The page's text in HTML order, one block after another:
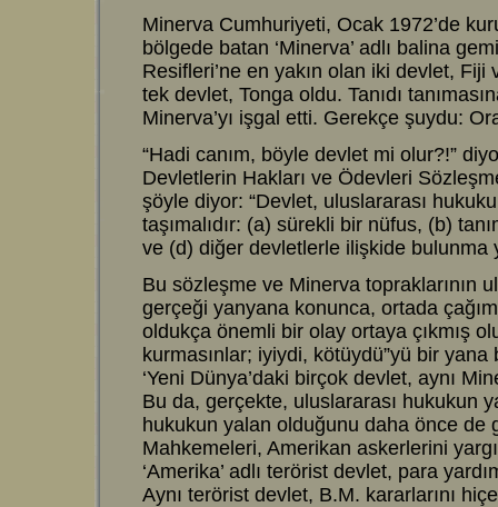
Minerva Cumhuriyeti, Ocak 1972’de
bölgede batan ‘Minerva’ adlı balina
Resifleri’ne en yakın olan iki devlet, Fiji
tek devlet, Tonga oldu. Tanıdı
Minerva’yı işgal etti. Gerekçe şuydu:
“Hadi canım, böyle devlet mi olur?!”
Devletlerin Hakları ve Ödevleri
şöyle diyor: “Devlet, uluslararası
taşımalıdır: (a) sürekli bir nüfus, (b)
ve (d) diğer devletlerle ilişkide bulunma
Bu sözleşme ve Minerva topraklarının
gerçeği yanyana konunca, ortada
oldukça önemli bir olay ortaya çıkmış
kurmasınlar; iyiydi, kötüydü”yü bir yana
‘Yeni Dünya’daki birçok devlet, aynı
Bu da, gerçekte, uluslararası hukukun
hukukun yalan olduğunu daha önce de
Mahkemeleri, Amerikan askerlerini
‘Amerika’ adlı terörist devlet, para
Aynı terörist devlet, B.M. kararlarını